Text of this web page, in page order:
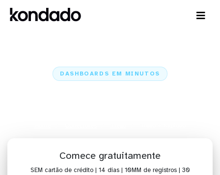
DASHBOARDS EM MINUTOS
Comece gratuitamente
SEM cartão de crédito | 14 dias | 10MM de registros | 30